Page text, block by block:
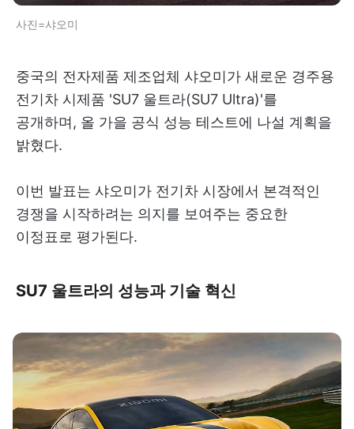
사진=샤오미
중국의 전자제품 제조업체 샤오미가 새로운 경주용
전기차 시제품 'SU7 울트라(SU7 Ultra)'를
공개하며, 올 가을 공식 성능 테스트에 나설 계획을
밝혔다.
이번 발표는 샤오미가 전기차 시장에서 본격적인
경쟁을 시작하려는 의지를 보여주는 중요한
이정표로 평가된다.
SU7 울트라의 성능과 기술 혁신